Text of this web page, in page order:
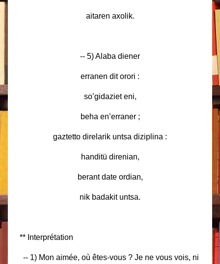
aitaren axolik.
-- 5) Alaba diener
erranen dit orori :
so’gidaziet eni,
beha en’erraner ;
gaztetto direlarik untsa diziplina :
handitü direnian,
berant date ordian,
nik badakit untsa.
** Interprétation
-- 1) Mon aimée, où êtes-vous ? Je ne vous vois, ni